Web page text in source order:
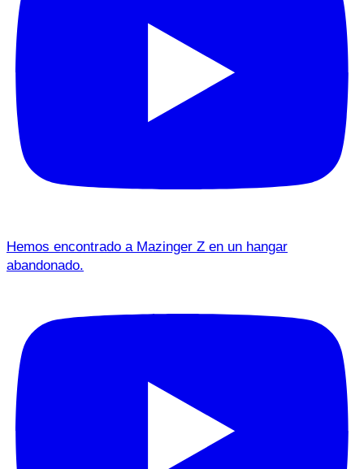
Hemos encontrado a Mazinger Z en un hangar
abandonado.